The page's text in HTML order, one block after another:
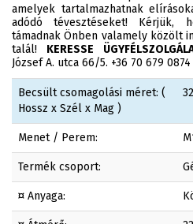
amelyek tartalmazhatnak
adódó tévesztéseket! Kérjük,
támadnak Önben valamely közölt
talál! KERESSE
József A. utca 66/5. +36 70 679
Becsült csomagolási méret: (
Hossz x Szél x Mag )
Menet / Perem:
Termék csoport:
¤ Anyaga: